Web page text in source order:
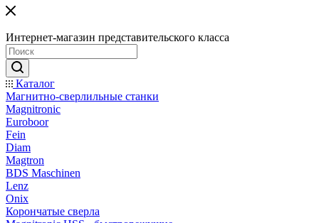
Интернет-магазин представительского класса
Каталог
Магнитно-сверлильные станки
Magnitronic
Euroboor
Fein
Diam
Magtron
BDS Maschinen
Lenz
Onix
Корончатые сверла